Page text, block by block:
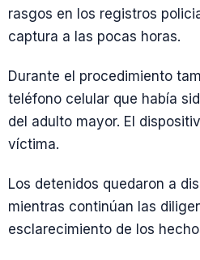
rasgos en los registros
captura a las pocas horas.
Durante el procedimiento
teléfono celular que había
del adulto mayor. El
víctima.
Los detenidos quedaron a
mientras continúan las
esclarecimiento de los